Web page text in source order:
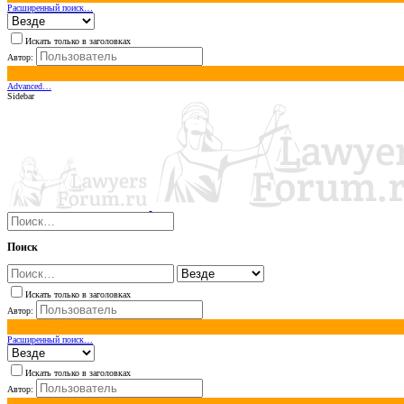
Расширенный поиск…
Искать только в заголовках
Автор:
Advanced…
Sidebar
Поиск
Искать только в заголовках
Автор:
Расширенный поиск…
Искать только в заголовках
Автор: